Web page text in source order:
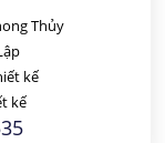
Thủy
kế
kế